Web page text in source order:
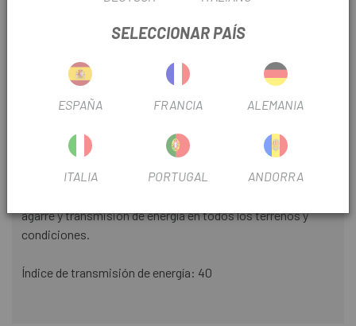
duradera y rendimiento.
Puntera más espaciosa.
Eficaz transmisión de potencia combinada con
agarre y transmisión de energía en todos los terrenos y
condiciones.
Índice de transmisión de energía: 40
SELECCIONAR PAÍS
ESPAÑA FRANCIA ALEMANIA
ITALIA PORTUGAL ANDORRA